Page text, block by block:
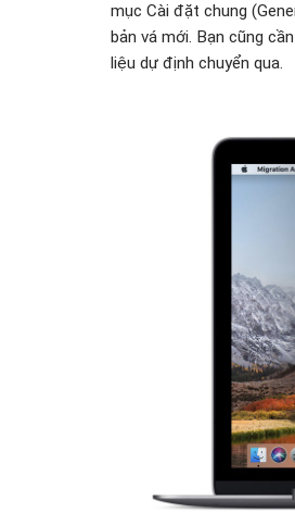
mục Cài đặt chung
bản vá mới. Bạn cũng
liệu dự định chuyển qua.